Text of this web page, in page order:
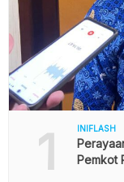
1 INIFLASH
Pemkot